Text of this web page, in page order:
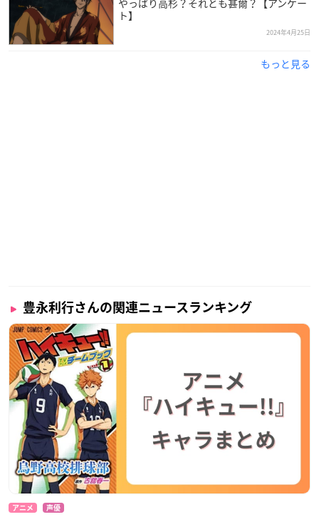
ヒーローものの舞台裏特番を見て「ヒーローになりたい」と役
者になることを目指し、1995年に子役デビューした豊永さん。
やっぱり高杉？それとも甚爾？【アンケー
ト】
2024年4月25日
もっと見る
豊永利行さんの関連ニュースランキング
アニメ 声優